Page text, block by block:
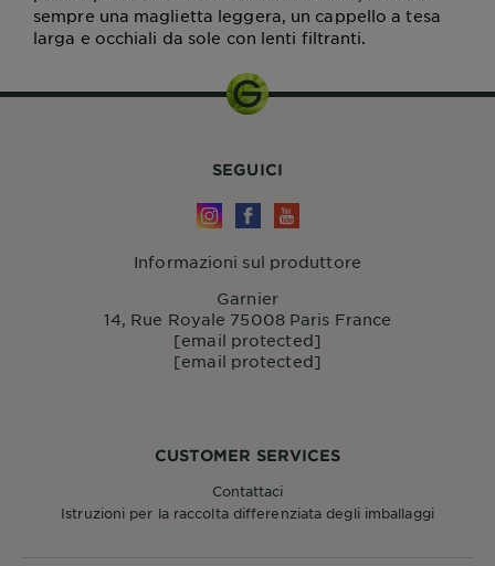
sempre una maglietta leggera, un cappello a tesa
larga e occhiali da sole con lenti filtranti.
CUSTOMER SERVICES
Contattaci
Istruzioni per la raccolta differenziata degli imballaggi
SEGUICI
Informazioni sul produttore
Garnier
14, Rue Royale 75008 Paris France
[email protected]
[email protected]